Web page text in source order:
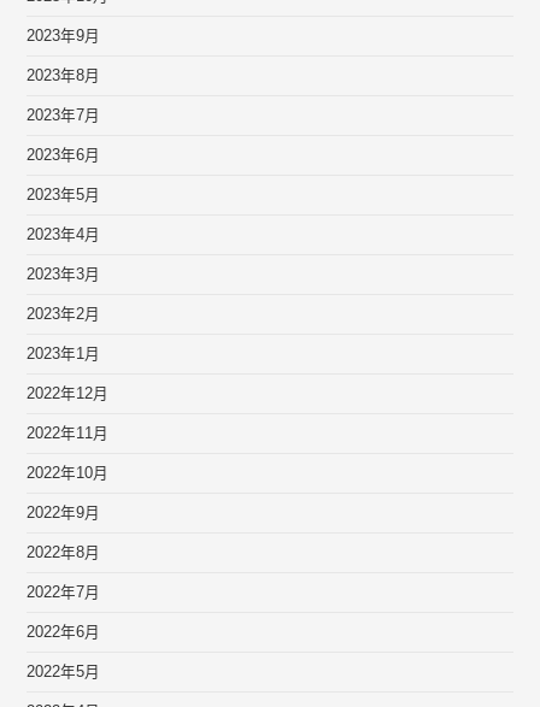
2023年9月
2023年8月
2023年7月
2023年6月
2023年5月
2023年4月
2023年3月
2023年2月
2023年1月
2022年12月
2022年11月
2022年10月
2022年9月
2022年8月
2022年7月
2022年6月
2022年5月